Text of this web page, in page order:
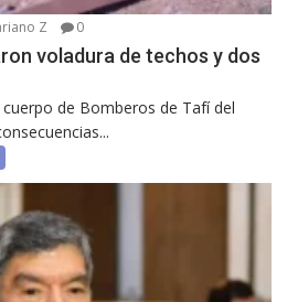
Z 0
voladura de techos y dos
de Bomberos de Tafí del